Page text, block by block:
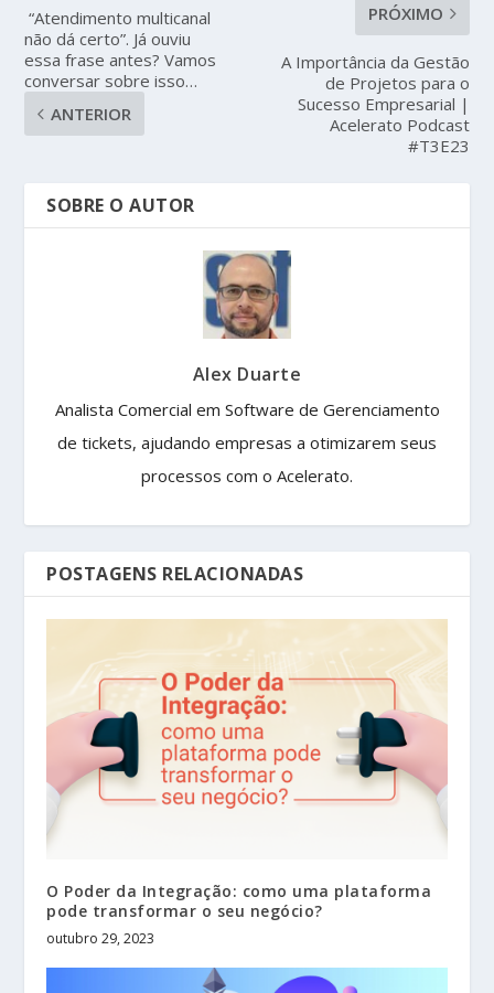
“Atendimento multicanal
não dá certo”. Já ouviu
essa frase antes? Vamos
conversar sobre isso…
ANTERIOR
PRÓXIMO
A Importância da Gestão
de Projetos para o
Sucesso Empresarial |
Acelerato Podcast
#T3E23
SOBRE O AUTOR
Alex Duarte
Analista Comercial em Software de Gerenciamento
de tickets, ajudando empresas a otimizarem seus
processos com o Acelerato.
POSTAGENS RELACIONADAS
O Poder da Integração: como uma plataforma
pode transformar o seu negócio?
outubro 29, 2023